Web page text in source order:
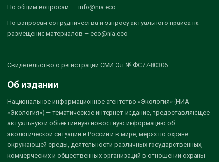
По общим вопросам — info@nia.eco
По вопросам сотрудничества и запросу актуального прайса на
размещение материалов — eco@nia.eco
Свидетельство о регистрации СМИ Эл № ФС77-80306
Об издании
Национальное информационное агентство «Экология» (НИА
«Экология») — тематическое интернет-издание, предоставляющее
актуальную и объективную новостную информацию об
экологической ситуации в России и в мире, мерах по охране
окружающей среды, деятельности различных государственных,
коммерческих и общественных организаций в отношении охраны